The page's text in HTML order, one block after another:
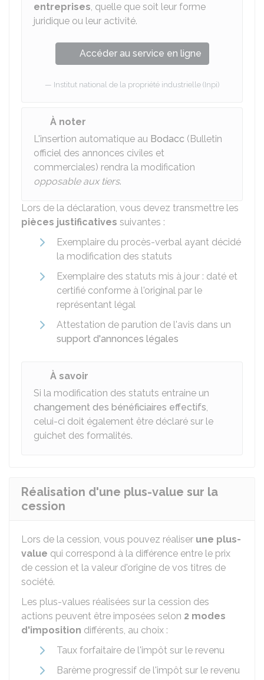
entreprises, quelle que soit leur forme
juridique ou leur activité.
Accéder au service en ligne
Institut national de la propriété industrielle (Inpi)
À noter
L'insertion automatique au Bodacc (Bulletin
officiel des annonces civiles et
commerciales) rendra la modification
opposable aux tiers.
Lors de la déclaration, vous devez transmettre les
pièces justificatives suivantes :
Exemplaire du procès-verbal ayant décidé
la modification des statuts
Exemplaire des statuts mis à jour : daté et
certifié conforme à l'original par le
représentant légal
Attestation de parution de l'avis dans un
support d'annonces légales
À savoir
Si la modification des statuts entraine un
changement des bénéficiaires effectifs,
celui-ci doit également être déclaré sur le
guichet des formalités.
Réalisation d'une plus-value sur la
cession
Lors de la cession, vous pouvez réaliser une plus-
value qui correspond à la différence entre le prix
de cession et la valeur d'origine de vos titres de
société.
Les plus-values réalisées sur la cession des
actions peuvent être imposées selon 2 modes
d'imposition différents, au choix :
Taux forfaitaire de l'impôt sur le revenu
Barème progressif de l'impôt sur le revenu